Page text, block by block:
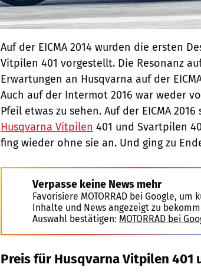
Auf der EICMA 2014 wurden die ersten
Vitpilen 401 vorgestellt. Die Resonanz
Erwartungen an Husqvarna auf der
Auch auf der Intermot 2016 war weder
Pfeil etwas zu sehen. Auf der EICMA
Husqvarna Vitpilen 401 und Svartpilen
fing wieder ohne sie an. Und ging zu
Verpasse keine News mehr
Favorisiere MOTORRAD bei Google,
Inhalte und News angezeigt zu
Auswahl bestätigen: MOTORRAD bei
Preis für Husqvarna Vitpilen 401